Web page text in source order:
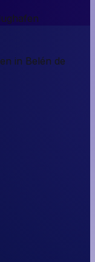
in Belén de